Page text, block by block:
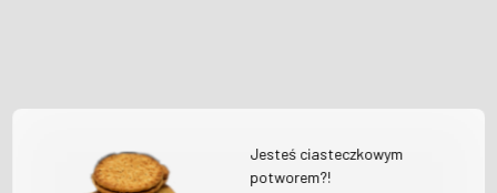
Jesteś ciasteczkowym
potworem?!